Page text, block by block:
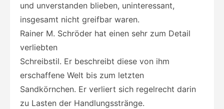
und unverstanden blieben, uninteressant,
insgesamt nicht greifbar waren.
Rainer M. Schröder hat einen sehr zum Detail
verliebten
Schreibstil. Er beschreibt diese von ihm
erschaffene Welt bis zum letzten
Sandkörnchen. Er verliert sich regelrecht darin
zu Lasten der Handlungsstränge.